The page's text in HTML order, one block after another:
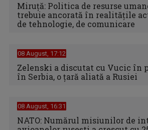
Miruță: Politica de resurse
trebuie ancorată în realitățile
de tehnologie, de comunicare
08 August, 17:12
Zelenski a discutat cu Vucic în
în Serbia, o ţară aliată a Rusiei
08 August, 16:31
NATO: Numărul misiunilor de